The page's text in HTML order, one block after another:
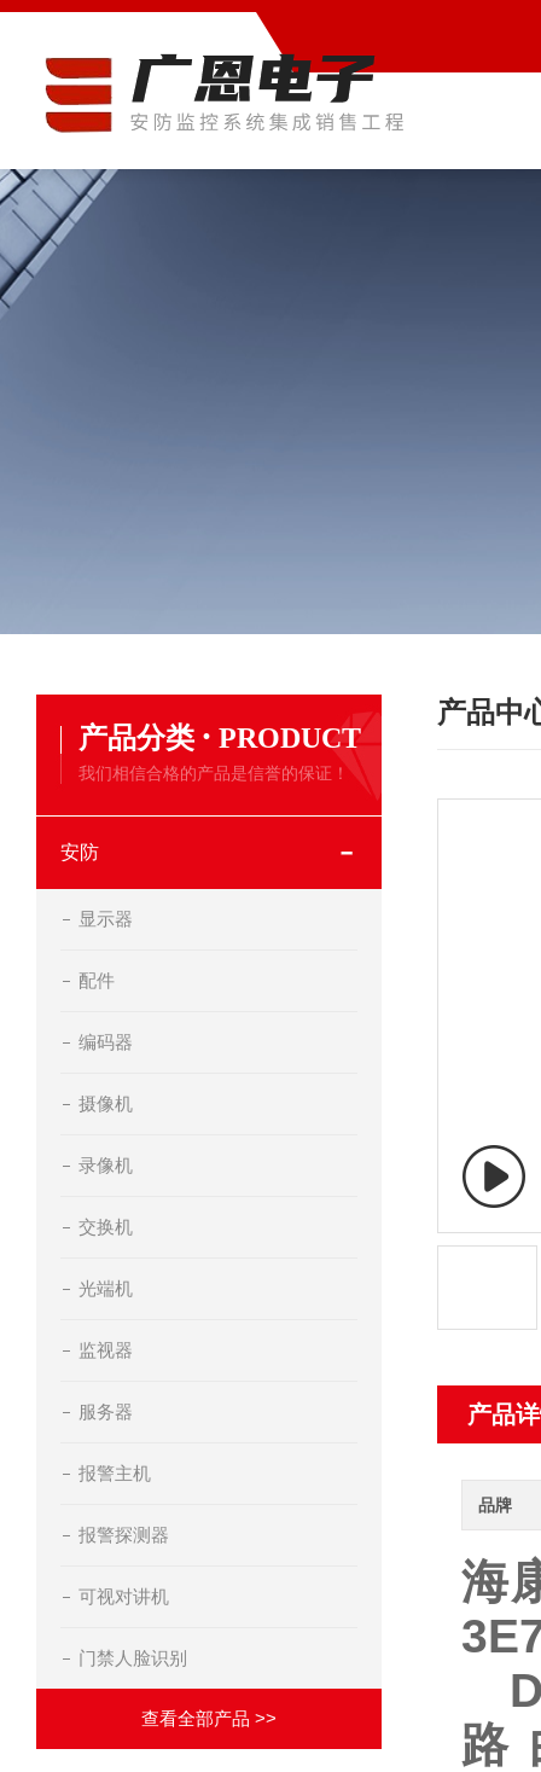
产品分类 · PRODUCT
我们相信合格的产品是信誉的保证！
安防
显示器
配件
编码器
摄像机
录像机
交换机
光端机
监视器
服务器
报警主机
报警探测器
可视对讲机
门禁人脸识别
查看全部产品 >>
产品中
产品
品牌
海
路